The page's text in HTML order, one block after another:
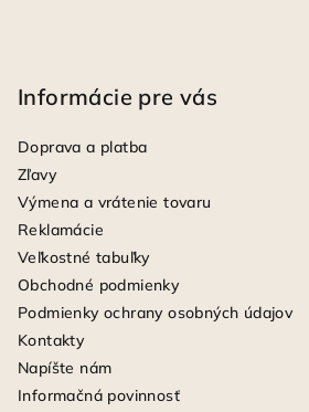
Informácie pre vás
Doprava a platba
Zľavy
Výmena a vrátenie tovaru
Reklamácie
Veľkostné tabuľky
Obchodné podmienky
Podmienky ochrany osobných údajov
Kontakty
Napíšte nám
Informačná povinnosť